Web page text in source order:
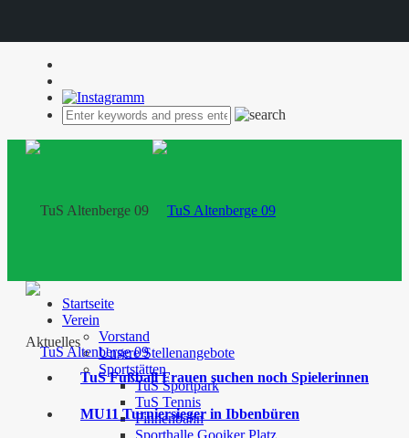
Startseite
Verein
Vorstand
Unsere Stellenangebote
Sportstätten
TuS Sportpark
TuS Tennis
Finnenbahn
Sporthalle Gooiker Platz
Aktuelles
TuS Fußball Frauen suchen noch Spielerinnen
MU11 Turniersieger in Ibbenbüren